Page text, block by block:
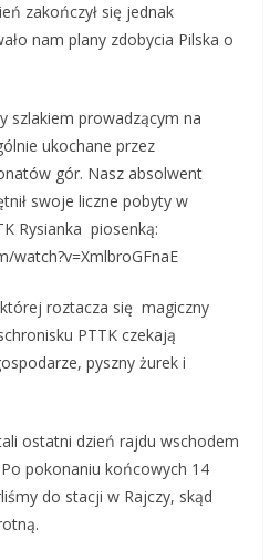
zakończył się jednak
nam plany zdobycia Pilska o
szlakiem prowadzącym na
ukochane przez
gór. Nasz absolwent
swoje liczne pobyty w
Rysianka piosenką:
watch?v=XmlbroGFnaE
roztacza się magiczny
PTTK czekają
pyszny żurek i
ostatni dzień rajdu wschodem
Po pokonaniu końcowych 14
do stacji w Rajczy, skąd